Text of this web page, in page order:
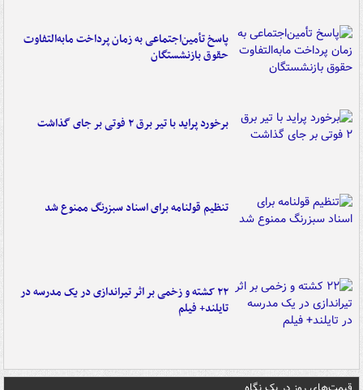
پاسخ تأمین‌اجتماعی به زمان پرداخت مابه‌التفاوت
حقوق بازنشستگان
برخورد پراید با تیر برق ۲ فوتی بر جای گذاشت
تنظیم قولنامه برای اسناد سبزرنگ ممنوع شد
۲۲ کشته و زخمی بر اثر تیراندازی در یک مدرسه در
تایلند+ فیلم